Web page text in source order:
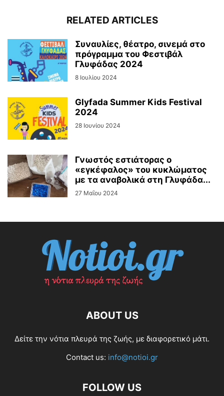
RELATED ARTICLES
Συναυλίες, θέατρο, σινεμά στο
πρόγραμμα του Φεστιβάλ
Γλυφάδας 2024
8 Ιουλίου 2024
Glyfada Summer Kids Festival
2024
28 Ιουνίου 2024
Γνωστός εστιάτορας ο
«εγκέφαλος» του κυκλώματος
με τα αναβολικά στη Γλυφάδα...
27 Μαΐου 2024
ABOUT US
Δείτε την νότια πλευρά της ζωής, με διαφορετικό μάτι.
Contact us: info@notioi.gr
FOLLOW US